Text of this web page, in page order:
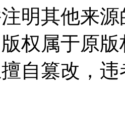
明其他来
权属于原
自篡改，